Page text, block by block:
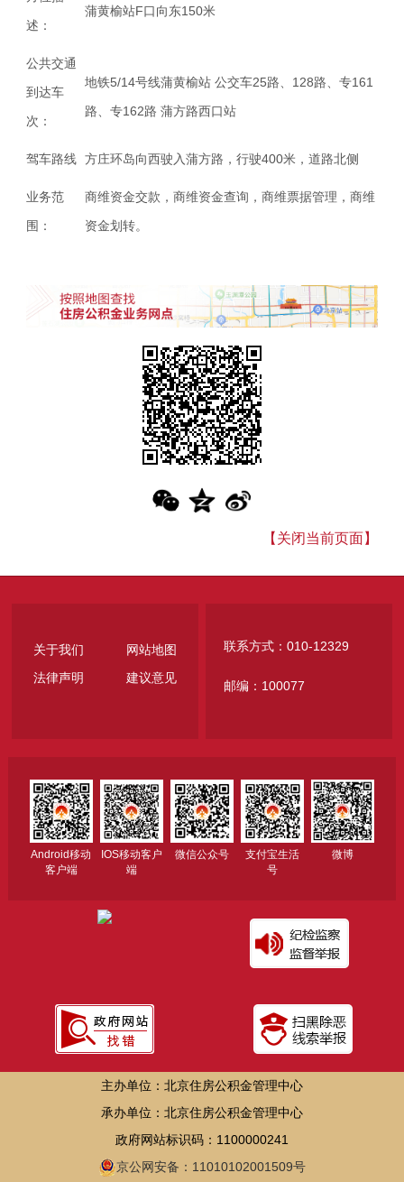
述：
蒲黄榆站F口向东150米
公共交通
到达车
次：
地铁5/14号线蒲黄榆站 公交车25路、128路、专161
路、专162路 蒲方路西口站
驾车路线 方庄环岛向西驶入蒲方路，行驶400米，道路北侧
业务范
围：
商维资金交款，商维资金查询，商维票据管理，商维
资金划转。
【关闭当前页面】
关于我们
网站地图
法律声明
建议意见
联系方式：010-12329
邮编：100077
Android移动
客户端
IOS移动客户
端
微信公众号
支付宝生活
号
微博
主办单位：北京住房公积金管理中心
承办单位：北京住房公积金管理中心
政府网站标识码：1100000241
京公网安备：11010102001509号